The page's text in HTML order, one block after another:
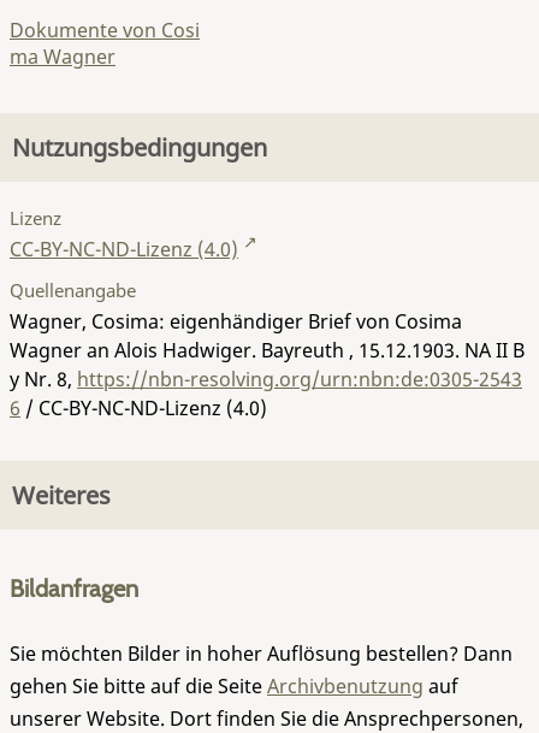
Dokumente von Cosi
ma Wagner
Nutzungsbedingungen
Lizenz
CC-BY-NC-ND-Lizenz (4.0)
Quellenangabe
Wagner, Cosima: eigenhändiger Brief von Cosima
Wagner an Alois Hadwiger. Bayreuth , 15.12.1903. NA II B
y Nr. 8, https://nbn-resolving.org/urn:nbn:de:0305-2543
6 / CC-BY-NC-ND-Lizenz (4.0)
Weiteres
Bildanfragen
Sie möchten Bilder in hoher Auflösung bestellen? Dann
gehen Sie bitte auf die SeiteArchivbenutzung auf
unserer Website. Dort finden Sie die Ansprechpersonen,